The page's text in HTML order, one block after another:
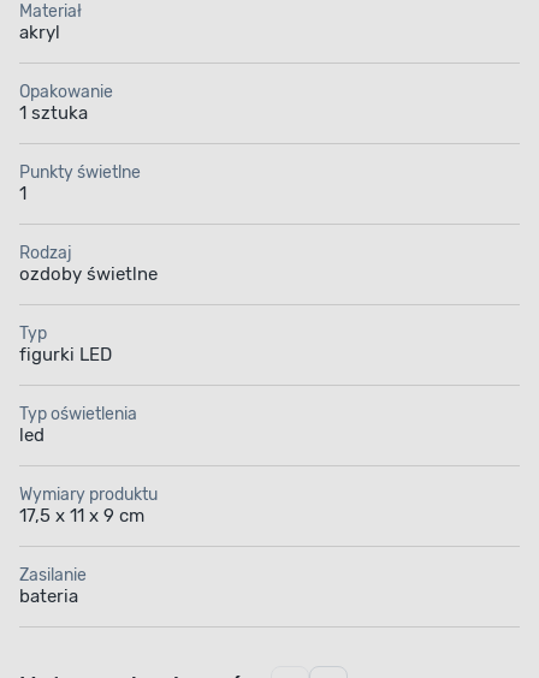
Materiał
akryl
Opakowanie
1 sztuka
Punkty świetlne
1
Rodzaj
ozdoby świetlne
Typ
figurki LED
Typ oświetlenia
led
Wymiary produktu
17,5 x 11 x 9 cm
Zasilanie
bateria